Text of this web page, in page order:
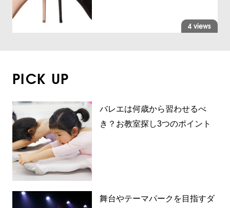
4 views
PICK UP
バレエは何歳から習わせるべ
き？お教室探し3つのポイント
舞台やテーマパークを目指すダ